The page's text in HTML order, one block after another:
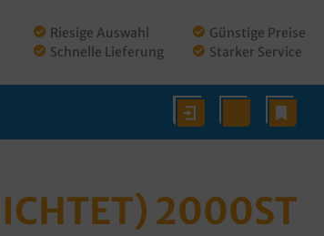
Riesige Auswahl
Schnelle Lieferung
Günstige Preise
Starker Service
2000ST